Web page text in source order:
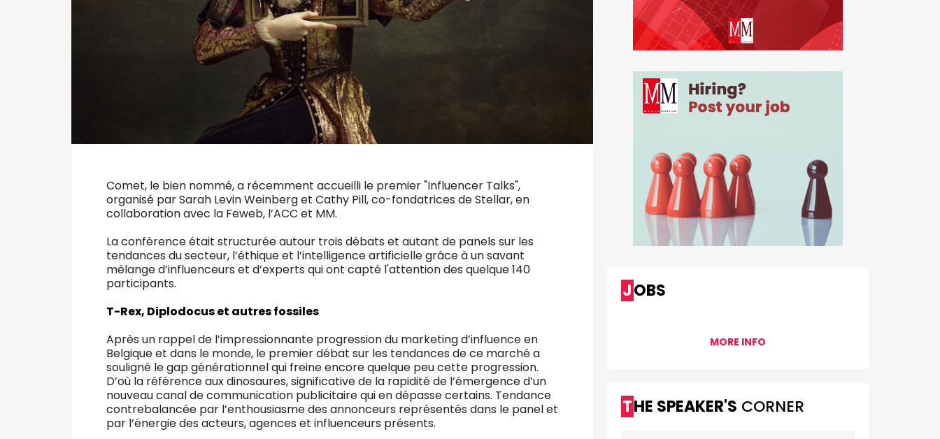
Comet, le bien nommé, a récemment accueilli le premier "Influencer Talks",
organisé par Sarah Levin Weinberg et Cathy Pill, co-fondatrices de Stellar, en
collaboration avec la Feweb, l’ACC et MM.
La conférence était structurée autour trois débats et autant de panels sur les
tendances du secteur, l’éthique et l’intelligence artificielle grâce à un savant
mélange d’influenceurs et d’experts qui ont capté l'attention des quelque 140
participants.
T-Rex, Diplodocus et autres fossiles
Après un rappel de l’impressionnante progression du marketing d’influence en
Belgique et dans le monde, le premier débat sur les tendances de ce marché a
souligné le gap générationnel qui freine encore quelque peu cette progression.
D’où la référence aux dinosaures, significative de la rapidité de l’émergence d’un
nouveau canal de communication publicitaire qui en dépasse certains. Tendance
contrebalancée par l’enthousiasme des annonceurs représentés dans le panel et
par l’énergie des acteurs, agences et influenceurs présents.
JOBS
MORE INFO
THE SPEAKER'S CORNER